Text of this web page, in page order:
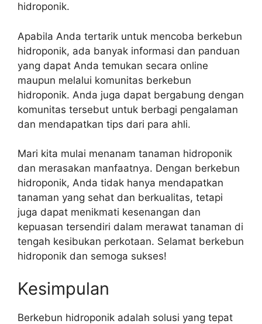
hidroponik.
Apabila Anda tertarik untuk mencoba berkebun
hidroponik, ada banyak informasi dan panduan
yang dapat Anda temukan secara online
maupun melalui komunitas berkebun
hidroponik. Anda juga dapat bergabung dengan
komunitas tersebut untuk berbagi pengalaman
dan mendapatkan tips dari para ahli.
Mari kita mulai menanam tanaman hidroponik
dan merasakan manfaatnya. Dengan berkebun
hidroponik, Anda tidak hanya mendapatkan
tanaman yang sehat dan berkualitas, tetapi
juga dapat menikmati kesenangan dan
kepuasan tersendiri dalam merawat tanaman di
tengah kesibukan perkotaan. Selamat berkebun
hidroponik dan semoga sukses!
Kesimpulan
Berkebun hidroponik adalah solusi yang tepat